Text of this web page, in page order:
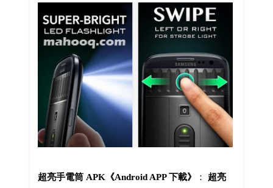
超亮手電筒 APK《Android APP 下載》 ： 超亮